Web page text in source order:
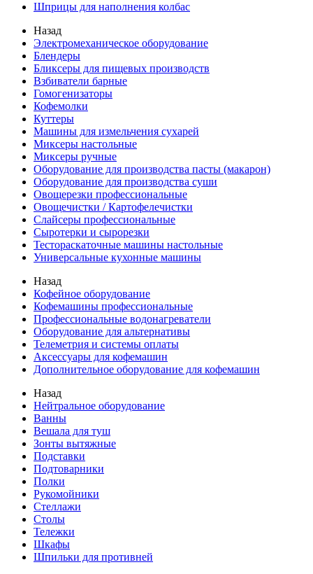
Шприцы для наполнения колбас
Назад
Электромеханическое оборудование
Блендеры
Бликсеры для пищевых производств
Взбиватели барные
Гомогенизаторы
Кофемолки
Куттеры
Машины для измельчения сухарей
Миксеры настольные
Миксеры ручные
Оборудование для производства пасты (макарон)
Оборудование для производства суши
Овощерезки профессиональные
Овощечистки / Картофелечистки
Слайсеры профессиональные
Сыротерки и сырорезки
Тестораскаточные машины настольные
Универсальные кухонные машины
Назад
Кофейное оборудование
Кофемашины профессиональные
Профессиональные водонагреватели
Оборудование для альтернативы
Телеметрия и системы оплаты
Аксессуары для кофемашин
Дополнительное оборудование для кофемашин
Назад
Нейтральное оборудование
Ванны
Вешала для туш
Зонты вытяжные
Подставки
Подтоварники
Полки
Рукомойники
Стеллажи
Столы
Тележки
Шкафы
Шпильки для противней